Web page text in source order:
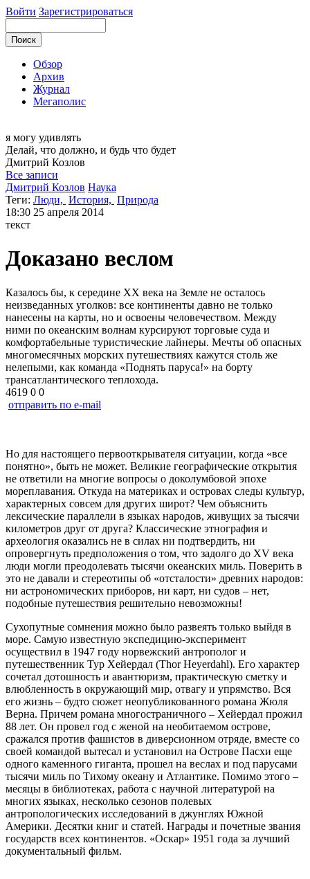
Войти Зарегистрироваться
Обзор
Архив
Журнал
Мегаполис
я могу удивлять
Делай, что должно, и будь что будет
Дмитрий Козлов
Все записи
Дмитрий Козлов Наука
Теги: Люди, История, Природа
18:30 25 апреля 2014
текст
Доказано веслом
Казалось бы, к середине ХХ века на Земле не осталось
неизведанных уголков: все континенты давно не только
нанесены на карты, но и освоены человечеством. Между
ними по океанским волнам курсируют торговые суда и
комфортабельные туристические лайнеры. Мечты об опасных
многомесячных морских путешествиях кажутся столь же
нелепыми, как команда «Поднять паруса!» на борту
трансатлантического теплохода.
4619 0 0
отправить по e-mail
Но для настоящего первооткрывателя ситуации, когда «все
понятно», быть не может. Великие географические открытия
не ответили на многие вопросы о доколумбовой эпохе
мореплавания. Откуда на материках и островах следы культур,
характерных совсем для других широт? Чем объяснить
лексические параллели в языках народов, живущих за тысячи
километров друг от друга? Классические этнография и
археология оказались не в силах ни подтвердить, ни
опровергнуть предположения о том, что задолго до XV века
люди могли преодолевать тысячи океанских миль. Поверить в
это не давали и стереотипы об «отсталости» древних народов:
ни астрономических приборов, ни карт, ни судов – нет,
подобные путешествия решительно невозможны!
Сухопутные сомнения можно было развеять только выйдя в
море. Самую известную экспедицию-эксперимент
осуществил в 1947 году норвежский антрополог и
путешественник Тур Хейердал (Thor Heyerdahl). Его характер
сочетал дотошность и авантюризм, практическую сметку и
влюбленность в окружающий мир, отвагу и упрямство. Вся
его жизнь – будто сюжет неопубликованного романа Жюля
Верна. Причем романа многостраничного – Хейердал прожил
88 лет. Он провел год с женой на необитаемом острове,
сражался против фашистов в диверсионном отряде, вместе со
своей командой вытесал и установил на Острове Пасхи еще
одного каменного гиганта, прошел на веслах и под парусами
тысячи миль по Тихому океану и Атлантике. Помимо этого –
месяцы в библиотеках, работа с научной литературой на
многих языках, несколько сезонов полевых
антропологических исследований в джунглях Южной
Америки. Десятки книг и статей. Награды и почетные звания
государств всех континентов. «Оскар» 1951 года за лучший
документальный фильм.